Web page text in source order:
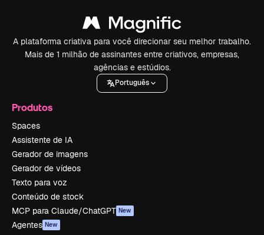
A plataforma criativa para você direcionar seu melhor trabalho.
Mais de 1 milhão de assinantes entre criativos, empresas,
agências e estúdios.
Português
Produtos
Spaces
Assistente de IA
Gerador de imagens
Gerador de vídeos
Texto para voz
Conteúdo de stock
MCP para Claude/ChatGPT New
Agentes New